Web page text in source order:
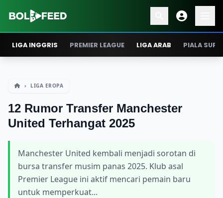
LIGA INGGRIS PREMIER LEAGUE LIGA ARAB PIALA
› LIGA EROPA
12 Rumor Transfer Manchester
United Terhangat 2025
Manchester United kembali menjadi sorotan di
bursa transfer musim panas 2025. Klub asal
Premier League ini aktif mencari pemain baru
untuk memperkuat...